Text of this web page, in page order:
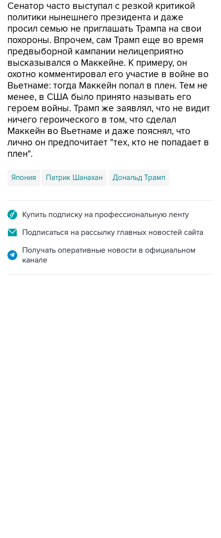
Сенатор часто выступал с резкой критикой
политики нынешнего президента и даже
просил семью не приглашать Трампа на свои
похороны. Впрочем, сам Трамп еще во время
предвыборной кампании нелицеприятно
высказывался о Маккейне. К примеру, он
охотно комментировал его участие в войне во
Вьетнаме: тогда Маккейн попал в плен. Тем не
менее, в США было принято называть его
героем войны. Трамп же заявлял, что не видит
ничего героического в том, что сделал
Маккейн во Вьетнаме и даже пояснял, что
лично он предпочитает "тех, кто не попадает в
плен".
Япония Патрик Шанахан Дональд Трамп
Купить подписку на профессиональную ленту
Подписаться на рассылку главных новостей сайта
Получать оперативные новости в официальном
канале